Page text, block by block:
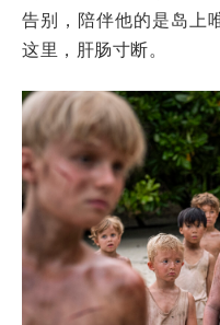
告别，陪伴他的是岛上
这里，肝肠寸断。